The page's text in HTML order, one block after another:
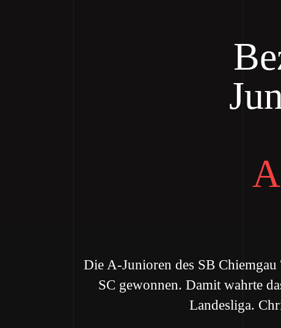
Die A-Junioren des SB
SC gewonnen. Damit wahrte
Landesliga.